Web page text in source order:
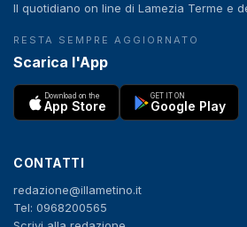
Il quotidiano on line di Lamezia Terme e
RESTA SEMPRE AGGIORNATO
Scarica l'App
Download on the
App Store
GET IT ON
Google Play
CONTATTI
redazione@illametino.it
Tel: 0968200565